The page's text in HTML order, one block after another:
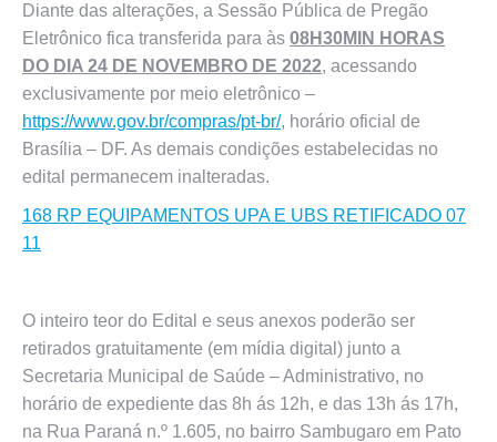
Diante das alterações, a Sessão Pública de Pregão
Eletrônico fica transferida para às 08H30MIN HORAS
DO DIA 24 DE NOVEMBRO DE 2022, acessando
exclusivamente por meio eletrônico –
https://www.gov.br/compras/pt-br/, horário oficial de
Brasília – DF. As demais condições estabelecidas no
edital permanecem inalteradas.
168 RP EQUIPAMENTOS UPA E UBS RETIFICADO 07
11
O inteiro teor do Edital e seus anexos poderão ser
retirados gratuitamente (em mídia digital) junto a
Secretaria Municipal de Saúde – Administrativo, no
horário de expediente das 8h ás 12h, e das 13h ás 17h,
na Rua Paraná n.º 1.605, no bairro Sambugaro em Pato